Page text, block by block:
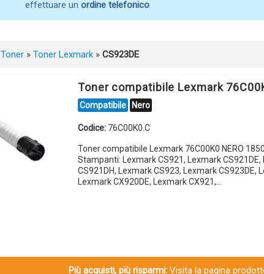
effettuare un ordine telefonico
Toner» Toner Lexmark» CS923DE
Toner compatibile Lexmark
Compatibile Nero
Codice: 76C00K0.C
Toner compatibile Lexmark 76C00K0 NERO
Stampanti: Lexmark CS921, Lexmark CS921DE,
CS921DH, Lexmark CS923, Lexmark CS923DE,
Lexmark CX920DE, Lexmark CX921,…
Più acquisti, più risparmi:Visita la pagina